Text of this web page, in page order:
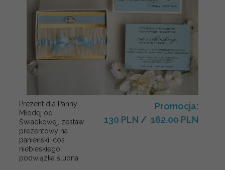
Prezent dla Panny
Młodej od
Świadkowej, zestaw
prezentowy na
panieński, cos
niebieskiego
podwiązka ślubna
Promocja:
130 PLN / 162.00 PLN